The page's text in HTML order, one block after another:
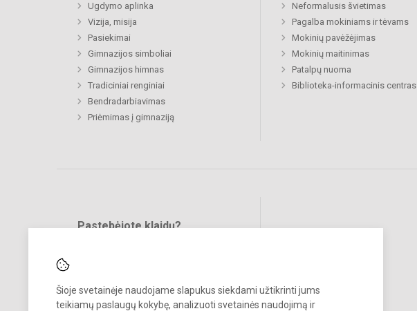
Šioje svetainėje naudojame slapukus siekdami užtikrinti jums
teikiamų paslaugų kokybę, analizuoti svetainės naudojimą ir
Ugdymo aplinka
Vizija, misija
Pasiekimai
Gimnazijos simboliai
Gimnazijos himnas
Tradiciniai renginiai
Bendradarbiavimas
Priėmimas į gimnaziją
Neformalusis švietimas
Pagalba mokiniams ir tėvams
Mokinių pavėžėjimas
Mokinių maitinimas
Patalpų nuoma
Biblioteka-informacinis centras
Pastebėjote klaidų?